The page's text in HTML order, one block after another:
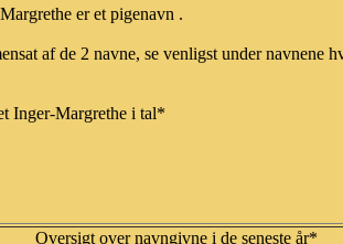
er et pigenavn .
af de 2 navne, se venligst under navnene
Inger-Margrethe i tal*
Oversigt over navngivne i de seneste år*